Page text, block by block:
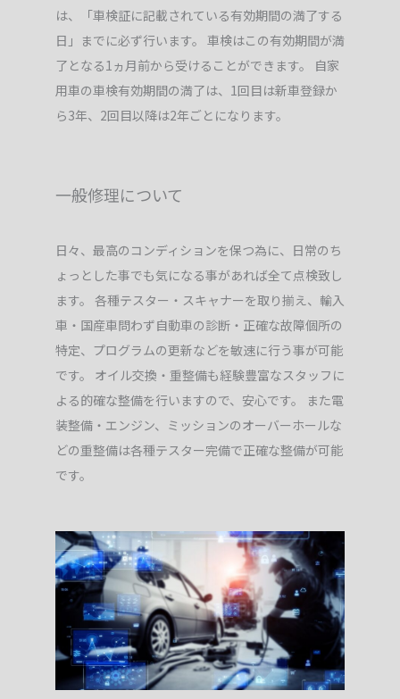
は、「車検証に記載されている有効期間の満了する
日」までに必ず行います。 車検はこの有効期間が満
了となる1ヵ月前から受けることができます。 自家
用車の車検有効期間の満了は、1回目は新車登録か
ら3年、2回目以降は2年ごとになります。
一般修理について
日々、最高のコンディションを保つ為に、日常のち
ょっとした事でも気になる事があれば全て点検致し
ます。 各種テスター・スキャナーを取り揃え、輸入
車・国産車問わず自動車の診断・正確な故障個所の
特定、プログラムの更新などを敏速に行う事が可能
です。 オイル交換・重整備も経験豊富なスタッフに
よる的確な整備を行いますので、安心です。 また電
装整備・エンジン、ミッションのオーバーホールな
どの重整備は各種テスター完備で正確な整備が可能
です。